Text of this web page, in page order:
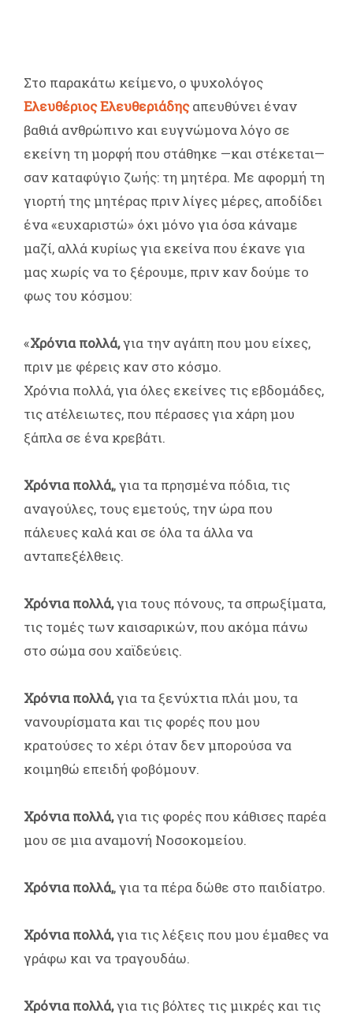
Στο παρακάτω κείμενο, ο ψυχολόγος
Ελευθέριος Ελευθεριάδηςαπευθύνει έναν
βαθιά ανθρώπινο και ευγνώμονα λόγο σε
εκείνη τη μορφή που στάθηκε —και στέκεται—
σαν καταφύγιο ζωής: τη μητέρα. Με αφορμή τη
γιορτή της μητέρας πριν λίγες μέρες, αποδίδει
ένα «ευχαριστώ» όχι μόνο για όσα κάναμε
μαζί, αλλά κυρίως για εκείνα που έκανε για
μας χωρίς να το ξέρουμε, πριν καν δούμε το
φως του κόσμου:
«Χρόνια πολλά,για την αγάπη που μου είχες,
πριν με φέρεις καν στο κόσμο.
Χρόνια πολλά, για όλες εκείνες τις εβδομάδες,
τις ατέλειωτες, που πέρασες για χάρη μου
ξάπλα σε ένα κρεβάτι.
Χρόνια πολλά,, για τα πρησμένα πόδια, τις
αναγούλες, τους εμετούς, την ώρα που
πάλευες καλά και σε όλα τα άλλα να
ανταπεξέλθεις.
Χρόνια πολλά,για τους πόνους, τα σπρωξίματα,
τις τομές των καισαρικών, που ακόμα πάνω
στο σώμα σου χαϊδεύεις.
Χρόνια πολλά,για τα ξενύχτια πλάι μου, τα
νανουρίσματα και τις φορές που μου
κρατούσες το χέρι όταν δεν μπορούσα να
κοιμηθώ επειδή φοβόμουν.
Χρόνια πολλά,για τις φορές που κάθισες παρέα
μου σε μια αναμονή Νοσοκομείου.
Χρόνια πολλά,, για τα πέρα δώθε στο παιδίατρο.
Χρόνια πολλά,για τις λέξεις που μου έμαθες να
γράφω και να τραγουδάω.
Χρόνια πολλά,για τις βόλτες τις μικρές και τις